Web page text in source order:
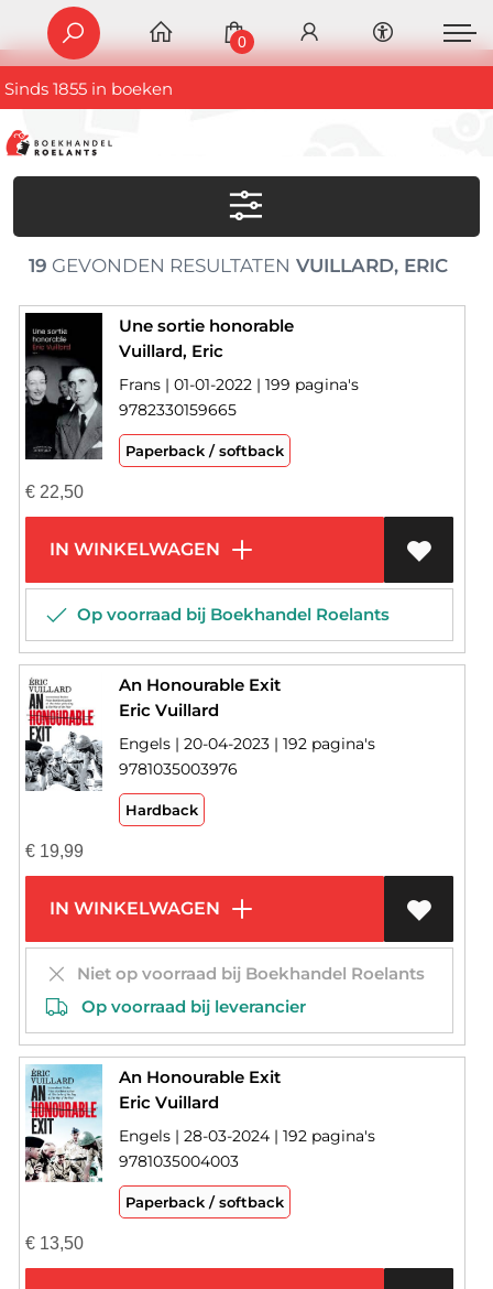
Sinds 1855 in boeken
0
19 GEVONDEN RESULTATEN VUILLARD, ERIC
Une sortie honorable
Vuillard, Eric
Frans | 01-01-2022 | 199 pagina's
9782330159665
Paperback / softback
€22,50
IN WINKELWAGEN
Op voorraad bij Boekhandel Roelants
An Honourable Exit
Eric Vuillard
Engels | 20-04-2023 | 192 pagina's
9781035003976
Hardback
€19,99
IN WINKELWAGEN
Niet op voorraad bij Boekhandel Roelants
Op voorraad bij leverancier
An Honourable Exit
Eric Vuillard
Engels | 28-03-2024 | 192 pagina's
9781035004003
Paperback / softback
€13,50